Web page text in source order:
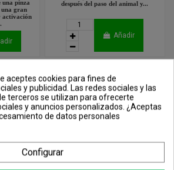
una pinza
una gran
activación
después del paso del animal y...
Añadir
y Topos
aceptes cookies para fines de
y publicidad. Las redes sociales y las
terceros se utilizan para ofrecerte
y anuncios personalizados. ¿Aceptas
de datos personales
Configurar